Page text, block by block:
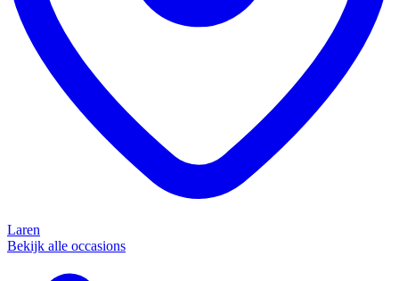
Laren
Bekijk alle occasions